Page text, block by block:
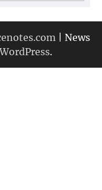
| News
WordPress.